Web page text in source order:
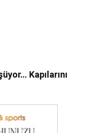
Kapılarını